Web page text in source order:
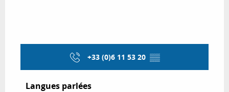
+33 (0)6 11 53 20 ▒▒
Langues parlées
Langues parlées